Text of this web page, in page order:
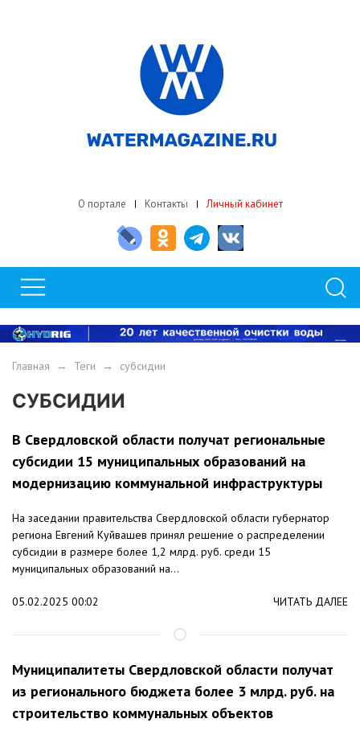
О портале Контакты Личный кабинет
Главная → Теги → субсидии
СУБСИДИИ
В Свердловской области получат региональные
субсидии 15 муниципальных образований на
модернизацию коммунальной инфраструктуры
На заседании правительства Свердловской области губернатор
региона Евгений Куйвашев принял решение о распределении
субсидии в размере более 1,2 млрд. руб. среди 15
муниципальных образований на...
05.02.2025 00:02 ЧИТАТЬ ДАЛЕЕ
Муниципалитеты Свердловской области получат
из регионального бюджета более 3 млрд. руб. на
строительство коммунальных объектов